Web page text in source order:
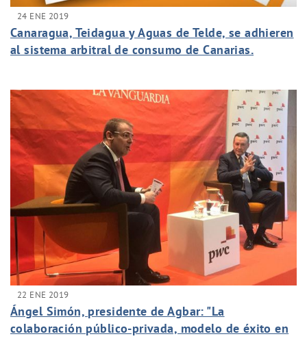
24 ENE 2019
Canaragua, Teidagua y Aguas de Telde, se adhieren
al sistema arbitral de consumo de Canarias.
22 ENE 2019
Ángel Simón, presidente de Agbar: "La
colaboración público-privada, modelo de éxito en